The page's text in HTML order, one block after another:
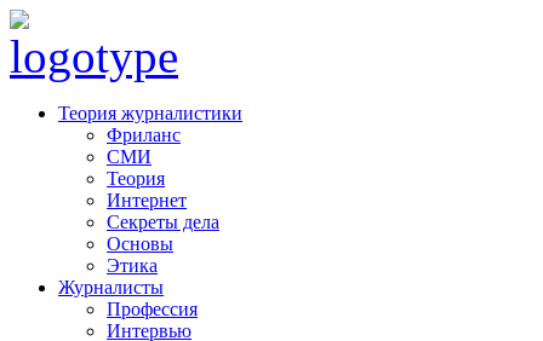
Теория журналистики
Фриланс
СМИ
Теория
Интернет
Секреты дела
Основы
Этика
Журналисты
Профессия
Интервью